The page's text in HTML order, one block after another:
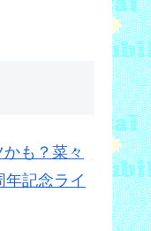
も？菜々
記念ライ